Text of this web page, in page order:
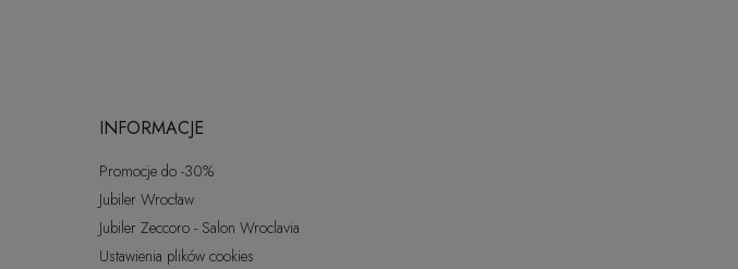
INFORMACJE
Promocje do -30%
Jubiler Wrocław
Jubiler Zeccoro - Salon Wroclavia
Ustawienia plików cookies